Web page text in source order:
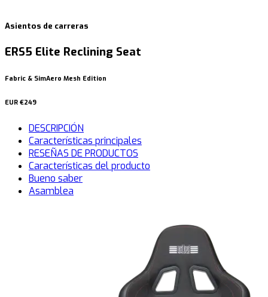
Asientos de carreras
ERS5 Elite Reclining Seat
Fabric & SimAero Mesh Edition
EUR €249
DESCRIPCIÓN
Características principales
RESEÑAS DE PRODUCTOS
Características del producto
Bueno saber
Asamblea